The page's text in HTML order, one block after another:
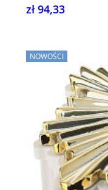
zł 94,33
NOWOŚCI